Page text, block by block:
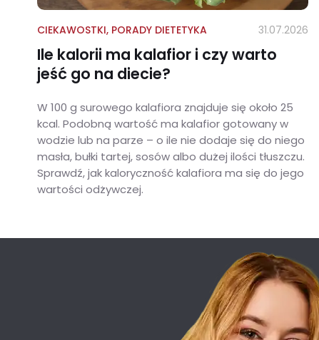
CIEKAWOSTKI, PORADY DIETETYKA 31.07.2026
Ile kalorii ma kalafior i czy warto
jeść go na diecie?
W 100 g surowego kalafiora znajduje się około 25
kcal. Podobną wartość ma kalafior gotowany w
wodzie lub na parze – o ile nie dodaje się do niego
masła, bułki tartej, sosów albo dużej ilości tłuszczu.
Sprawdź, jak kaloryczność kalafiora ma się do jego
wartości odżywczej.